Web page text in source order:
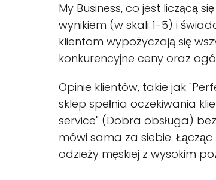
My Business, co jest liczącą
wynikiem (w skali 1-5) i
klientom wypożyczają się
konkurencyjne ceny oraz
Opinie klientów, takie jak
sklep spełnia oczekiwania
service" (Dobra obsługa)
mówi sama za siebie.
odzieży męskiej z wysokim